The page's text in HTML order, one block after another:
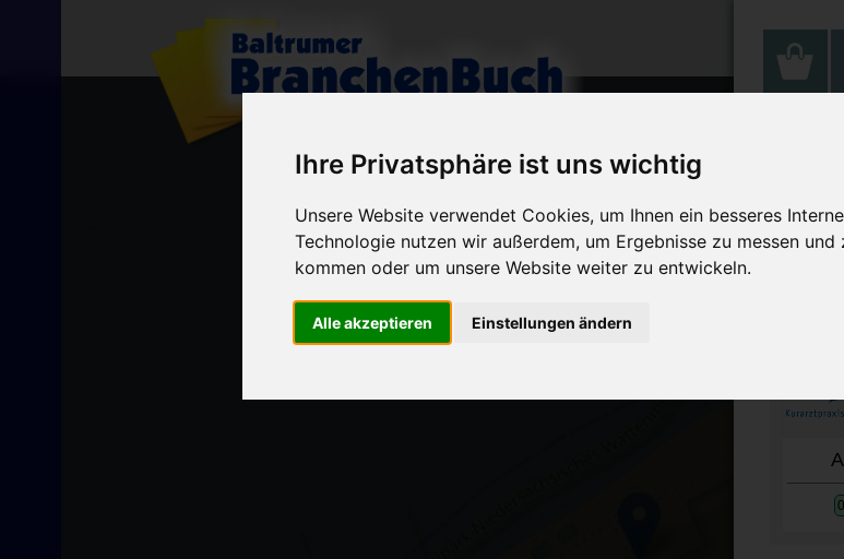
Ihre Privatsphäre ist uns wichtig
Unsere Website verwendet Cookies, um Ihnen ein besseres
Technologie nutzen wir außerdem, um Ergebnisse zu messen
kommen oder um unsere Website weiter zu entwickeln.
Alle akzeptieren Einstellungen ändern